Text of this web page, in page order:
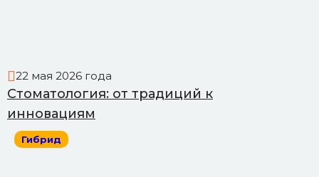
22 мая 2026 года
Стоматология: от традиций к
инновациям
Гибрид